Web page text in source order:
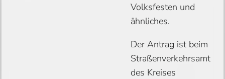
Volksfesten und
ähnliches.
Der Antrag ist beim
Straßenverkehrsamt
des Kreises